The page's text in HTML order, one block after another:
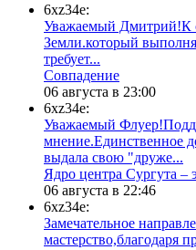
6xz34e:
Уважаемый Дмитрий!К
Земли.который
требует...
​Совпадение
06 августа в 23:00
6xz34e:
Уважаемый
мнение.Единственное
выдала свою "друже...
​Ядро центра Сургута ‒
06 августа в 22:46
6xz34e:
Замечательное
мастерство,благодаря